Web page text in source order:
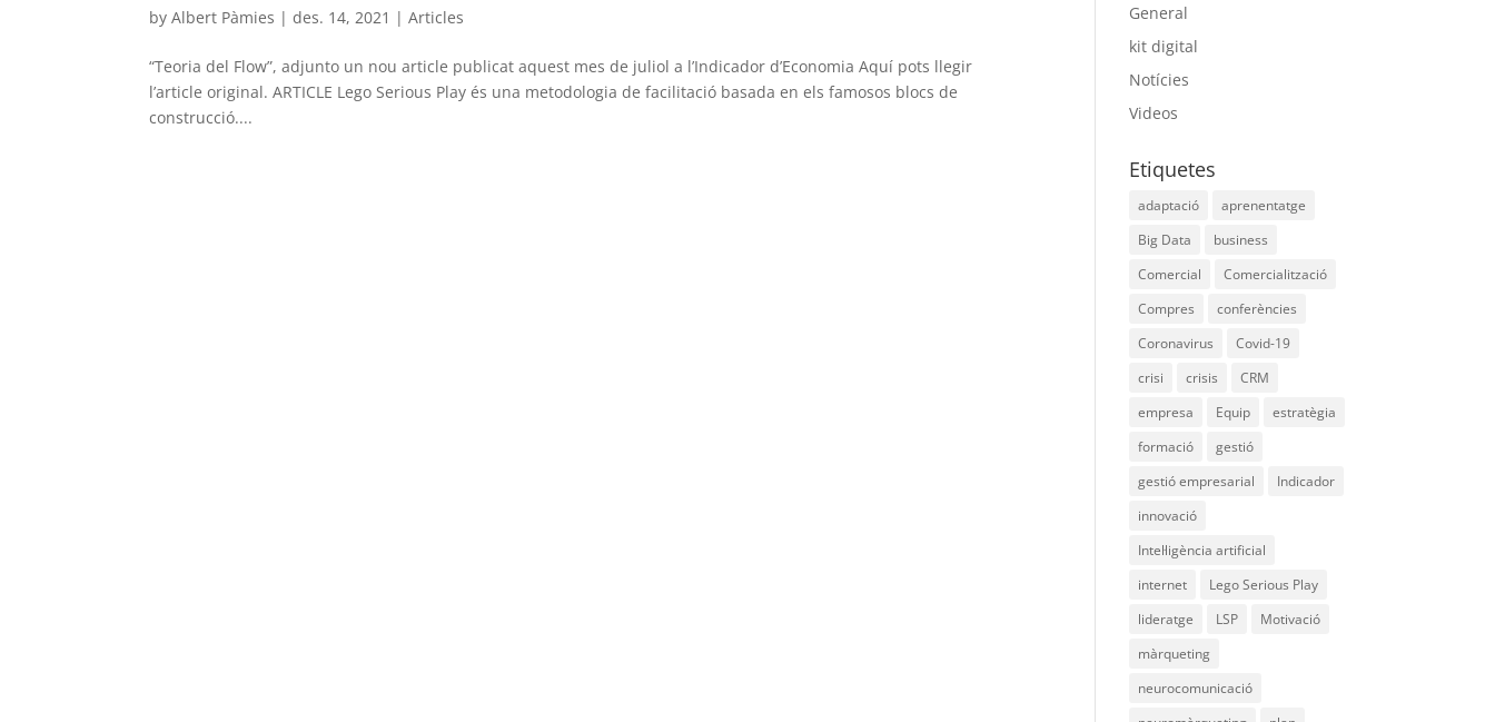
byAlbert Pàmies |des. 14, 2021 |Articles
“Teoria del Flow”, adjunto un nou article publicat aquest mes de juliol a l’Indicador d’Economia Aquí pots llegir
l’article original. ARTICLE Lego Serious Play és una metodologia de facilitació basada en els famosos blocs de
construcció....
General
kit digital
Notícies
Videos
Etiquetes
adaptació
aprenentatge
Big Data
business
Comercial
Comercialització
Compres
conferències
Coronavirus
Covid-19
crisi
crisis
CRM
empresa
Equip
estratègia
formació
gestió
gestió empresarial
Indicador
innovació
Intel·ligència artificial
internet
Lego Serious Play
lideratge
LSP
Motivació
màrqueting
neurocomunicació